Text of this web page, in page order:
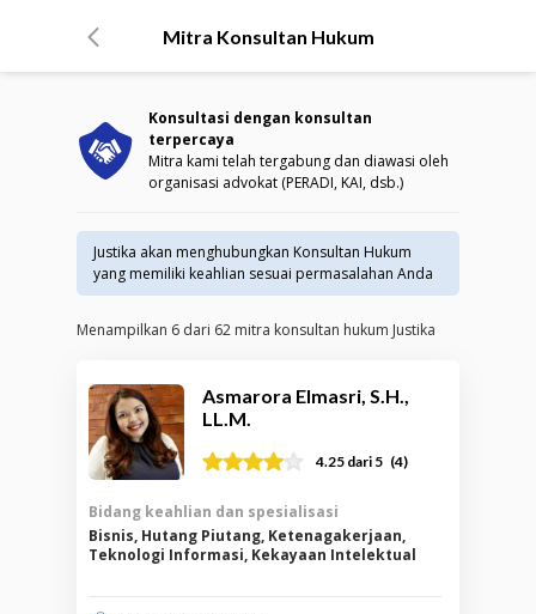
Mitra Konsultan Hukum
Konsultasi dengan konsultan
terpercaya
Mitra kami telah tergabung dan diawasi oleh
organisasi advokat (PERADI, KAI, dsb.)
Justika akan menghubungkan Konsultan Hukum
yang memiliki keahlian sesuai permasalahan Anda
Menampilkan 6 dari 62 mitra konsultan hukum Justika
Asmarora Elmasri, S.H.,
LL.M.
4.25 dari 5 (4)
Bidang keahlian dan spesialisasi
Bisnis, Hutang Piutang, Ketenagakerjaan,
Teknologi Informasi, Kekayaan Intelektual